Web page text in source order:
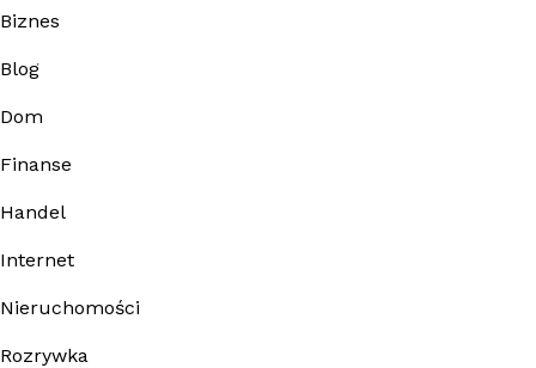
Biznes
Blog
Dom
Finanse
Handel
Internet
Nieruchomości
Rozrywka